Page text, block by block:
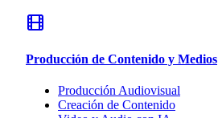
Producción de Contenido y Medios
Producción Audiovisual
Creación de Contenido